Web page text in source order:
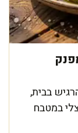
בבית,
במטבח